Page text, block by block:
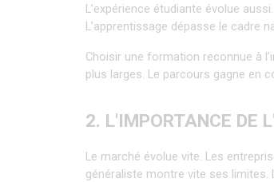
L’expérience étudiante évolue
L’apprentissage dépasse le cadre
Choisir une formation reconnue à
plus larges. Le parcours gagne en
2. L'IMPORTANCE DE
Le marché évolue vite. Les
généraliste montre vite ses limites.